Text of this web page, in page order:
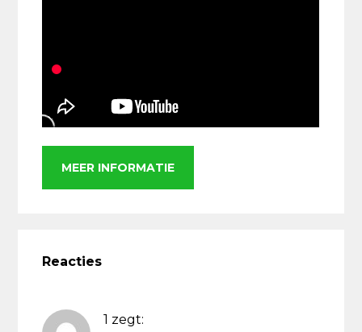
MEER INFORMATIE
Interacties
Reacties
1 zegt: